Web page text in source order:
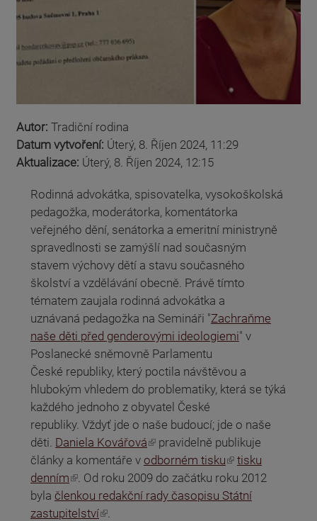
Autor: Tradiční rodina
Datum vytvoření: Úterý, 8. Říjen 2024, 11:29
Aktualizace: Úterý, 8. Říjen 2024, 12:15
Rodinná advokátka, spisovatelka, vysokoškolská
pedagožka, moderátorka, komentátorka
veřejného dění, senátorka a emeritní ministryně
spravedlnosti se zamýšlí nad současným
stavem výchovy dětí a stavu současného
školství a vzdělávání obecně. Právě tímto
tématem zaujala rodinná advokátka a
uznávaná pedagožka na Semináři "Zachraňme
naše děti před genderovými ideologiemi" v
Poslanecké sněmovně Parlamentu
České republiky, který poctila návštěvou a
hlubokým vhledem do problematiky, která se týká
každého jednoho z obyvatel České
republiky. Vždyť jde o naše budoucí; jde o naše
děti. Daniela Kovářová
(odkaz je externí)
pravidelně publikuje
články a komentáře v odborném tisku
(odkaz je externí)
tisku
denním
(odkaz je externí). Od roku 2009 do začátku roku 2012
byla členkou redakční rady časopisu Státní
zastupitelství
(odkaz je externí)